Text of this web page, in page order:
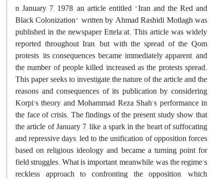
n January 7, 1978, an article entitled "Iran and the Red and
Black Colonization" written by Ahmad Rashidi Motlagh was
published in the newspaper Ettela'at. This article was widely
reported throughout Iran, but with the spread of the Qom
protests, its consequences became immediately apparent, and
the number of people killed increased as the protests spread.
This paper seeks to investigate the nature of the article and the
reasons and consequences of its publication by considering
Korpi's theory and Mohammad Reza Shah's performance in
the face of crisis. The findings of the present study show that
the article of January 7, like a spark in the heart of suffocating
and repressive days, led to the unification of opposition forces
based on religious ideology and became a turning point for
field struggles. What is important, meanwhile, was the regime's
reckless approach to confronting the opposition, which